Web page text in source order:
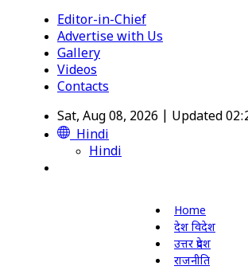
Editor-in-Chief
Advertise with Us
Gallery
Videos
Contacts
Sat, Aug 08, 2026 | Updated
Hindi
Hindi
Home
देश विदेश
उत्तर प्रदेश
राजनीति